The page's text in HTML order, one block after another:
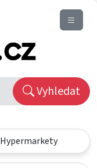
Vyhledat
Hypermarkety